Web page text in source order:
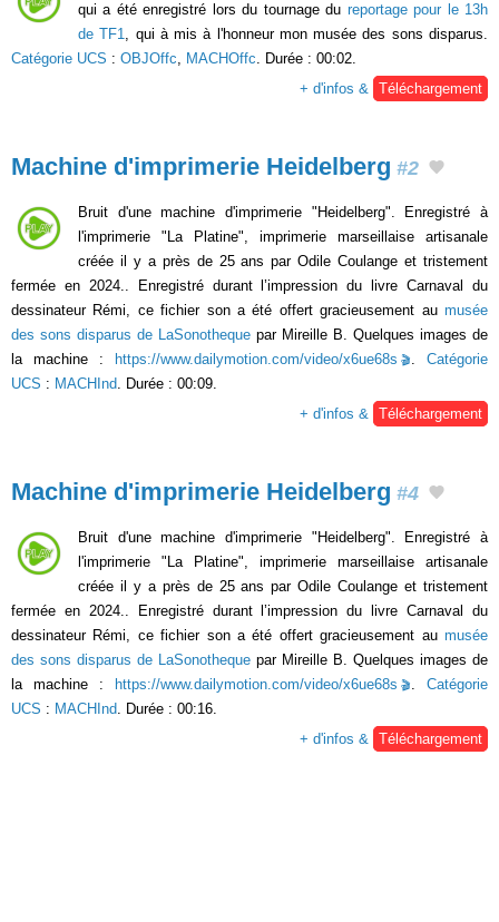
qui a été enregistré lors du tournage du reportage pour le 13h
de TF1, qui à mis à l'honneur mon musée des sons disparus.
Catégorie UCS : OBJOffc, MACHOffc. Durée : 00:02.
+ d'infos & Téléchargement
Machine d'imprimerie Heidelberg #2
Bruit d'une machine d'imprimerie "Heidelberg". Enregistré à
l'imprimerie "La Platine", imprimerie marseillaise artisanale
créée il y a près de 25 ans par Odile Coulange et tristement
fermée en 2024.. Enregistré durant l’impression du livre Carnaval du
dessinateur Rémi, ce fichier son a été offert gracieusement au musée
des sons disparus de LaSonotheque par Mireille B. Quelques images de
la machine :
https://www.dailymotion.com/video/x6ue68s
Catégorie
UCS : MACHInd . Durée : 00:09.
+ d'infos &
Téléchargement
Machine d'imprimerie Heidelberg #4
Bruit d'une machine d'imprimerie "Heidelberg". Enregistré à
l'imprimerie "La Platine", imprimerie marseillaise artisanale
créée il y a près de 25 ans par Odile Coulange et tristement
fermée en 2024.. Enregistré durant l’impression du livre Carnaval du
dessinateur Rémi, ce fichier son a été offert gracieusement au musée
des sons disparus de LaSonotheque par Mireille B. Quelques images de
la machine : https://www.dailymotion.com/video/x6ue68s
Catégorie
UCS : MACHInd . Durée : 00:16.
+ d'infos &
Téléchargement